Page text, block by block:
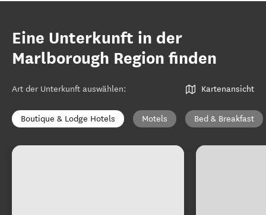
Eine Unterkunft in der
Marlborough Region finden
Art der Unterkunft auswählen: Kartenansicht
Boutique & Lodge Hotels Motels Bed & Breakfast